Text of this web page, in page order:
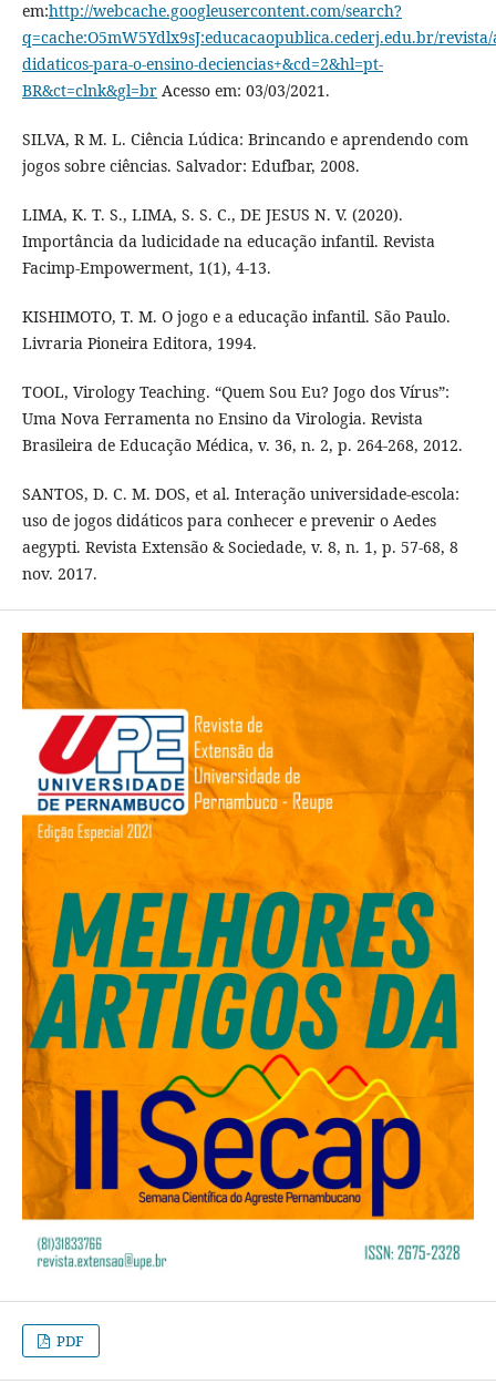
em:http://webcache.googleusercontent.com/search?
q=cache:O5mW5Ydlx9sJ:educacaopublica.cederj.edu.br/
didaticos-para-o-ensino-deciencias+&cd=2&hl=pt-
BR&ct=clnk&gl=brAcesso em: 03/03/2021.
SILVA, R M. L. Ciência Lúdica: Brincando e aprendendo com
jogos sobre ciências. Salvador: Edufbar, 2008.
LIMA, K. T. S., LIMA, S. S. C., DE JESUS N. V. (2020).
Importância da ludicidade na educação infantil. Revista
Facimp-Empowerment, 1(1), 4-13.
KISHIMOTO, T. M. O jogo e a educação infantil. São Paulo.
Livraria Pioneira Editora, 1994.
TOOL, Virology Teaching. “Quem Sou Eu? Jogo dos Vírus”:
Uma Nova Ferramenta no Ensino da Virologia. Revista
Brasileira de Educação Médica, v. 36, n. 2, p. 264-268, 2012.
SANTOS, D. C. M. DOS, et al. Interação universidade-escola:
uso de jogos didáticos para conhecer e prevenir o Aedes
aegypti. Revista Extensão & Sociedade, v. 8, n. 1, p. 57-68, 8
nov. 2017.
PDF